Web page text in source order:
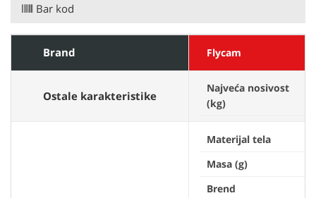
Bar kod
Brand Flycam
Ostale karakteristike
Najveća nosivost
(kg)
Materijal tela
Masa (g)
Brend